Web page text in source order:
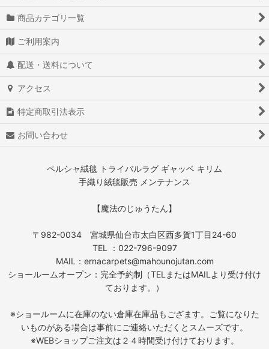
商品カテゴリ一覧
ご利用案内
配送・送料について
アクセス
特定商取引法表示
お問い合わせ
ペルシャ絨毯 トライバルラグ ギャッベ キリム
手織り絨毯販売 メンテナンス
【魔法のじゅうたん】
〒982-0034 宮城県仙台市太白区西多賀1丁目24-60
TEL ：022-796-9097
MAIL：ernacarpets@mahounojutan.com
ショールームオープン：完全予約制（TELまたはMAILより受け付け
ております。）
※ショールームに在庫のない倉庫在庫品もござます。ご覧になりた
いものがある場合は事前にご連絡いただくとスムーズです。
※WEBショップご注文は２４時間受け付けております。